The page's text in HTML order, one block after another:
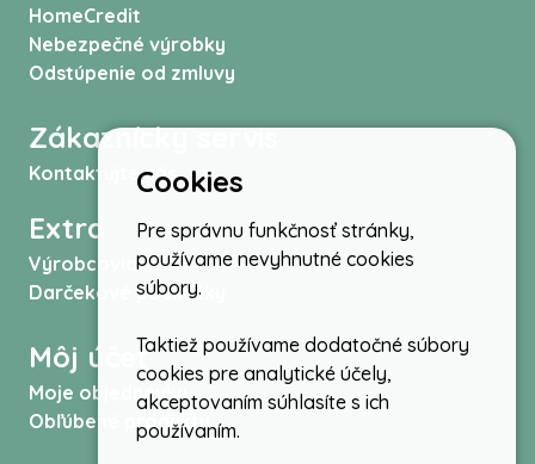
HomeCredit
Nebezpečné výrobky
Odstúpenie od zmluvy
Zákaznícky servis
Kontaktujte nás
Extra
Výrobcovia
Darčekové poukážky
Môj účet
Moje objednávky
Obľúbené produkty
Cookies
Pre správnu funkčnosť stránky,
používame nevyhnutné cookies
súbory.
Taktiež používame dodatočné súbory
cookies pre analytické účely,
akceptovaním súhlasíte s ich
používaním.